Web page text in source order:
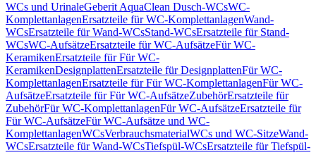
WCs und UrinaleGeberit AquaClean Dusch-WCsWC-
KomplettanlagenErsatzteile für WC-KomplettanlagenWand-
WCsErsatzteile für Wand-WCsStand-WCsErsatzteile für Stand-
WCsWC-AufsätzeErsatzteile für WC-AufsätzeFür WC-
KeramikenErsatzteile für Für WC-
KeramikenDesignplattenErsatzteile für DesignplattenFür WC-
KomplettanlagenErsatzteile für Für WC-KomplettanlagenFür WC-
AufsätzeErsatzteile für Für WC-AufsätzeZubehörErsatzteile für
ZubehörFür WC-KomplettanlagenFür WC-AufsätzeErsatzteile für
Für WC-AufsätzeFür WC-Aufsätze und WC-
KomplettanlagenWCsVerbrauchsmaterialWCs und WC-SitzeWand-
WCsErsatzteile für Wand-WCsTiefspül-WCsErsatzteile für Tiefspül-